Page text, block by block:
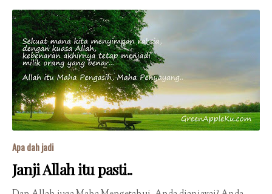
Apa dah jadi
Janji Allah itu pasti..